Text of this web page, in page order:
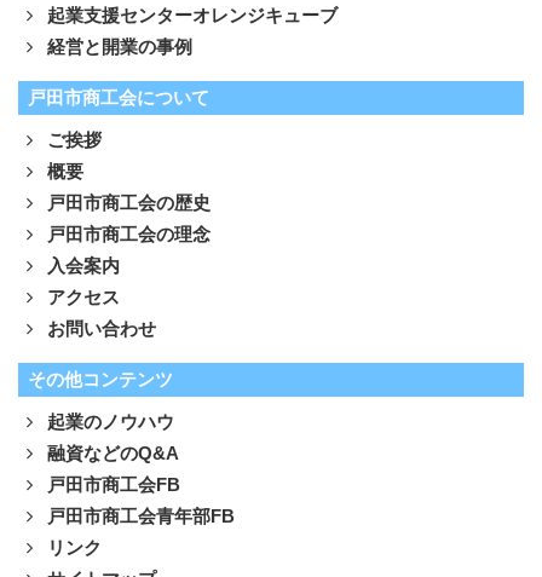
起業支援センターオレンジキューブ
経営と開業の事例
戸田市商工会について
ご挨拶
概要
戸田市商工会の歴史
戸田市商工会の理念
入会案内
アクセス
お問い合わせ
その他コンテンツ
起業のノウハウ
融資などのQ&A
戸田市商工会FB
戸田市商工会青年部FB
リンク